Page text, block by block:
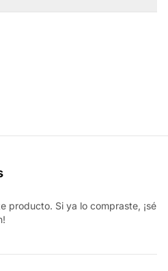
producto. Si ya lo compraste, ¡sé